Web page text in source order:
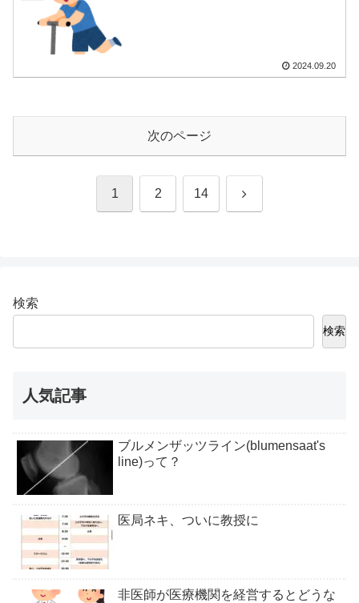
2024.09.20
次のページ
1 2 14 次
検索
検索
人気記事
ブルメンザッツライン(blumensaat's
line)って？
医局ネキ、ついに教授に
非医師が医療機関を経営するとどうな